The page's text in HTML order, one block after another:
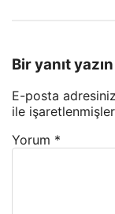
Bir yanıt yazın
E-posta
ile
Yorum *